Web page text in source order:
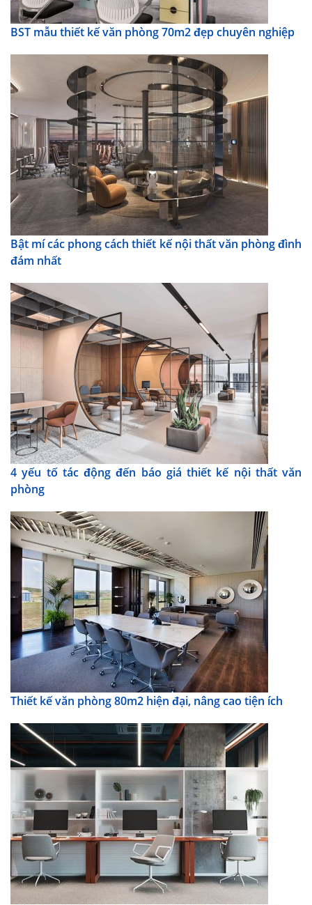
BST mẫu thiết kế văn phòng 70m2 đẹp chuyên nghiệp
Bật mí các phong cách thiết kế nội thất văn phòng đình
đám nhất
4 yếu tố tác động đến báo giá thiết kế nội thất văn
phòng
Thiết kế văn phòng 80m2 hiện đại, nâng cao tiện ích